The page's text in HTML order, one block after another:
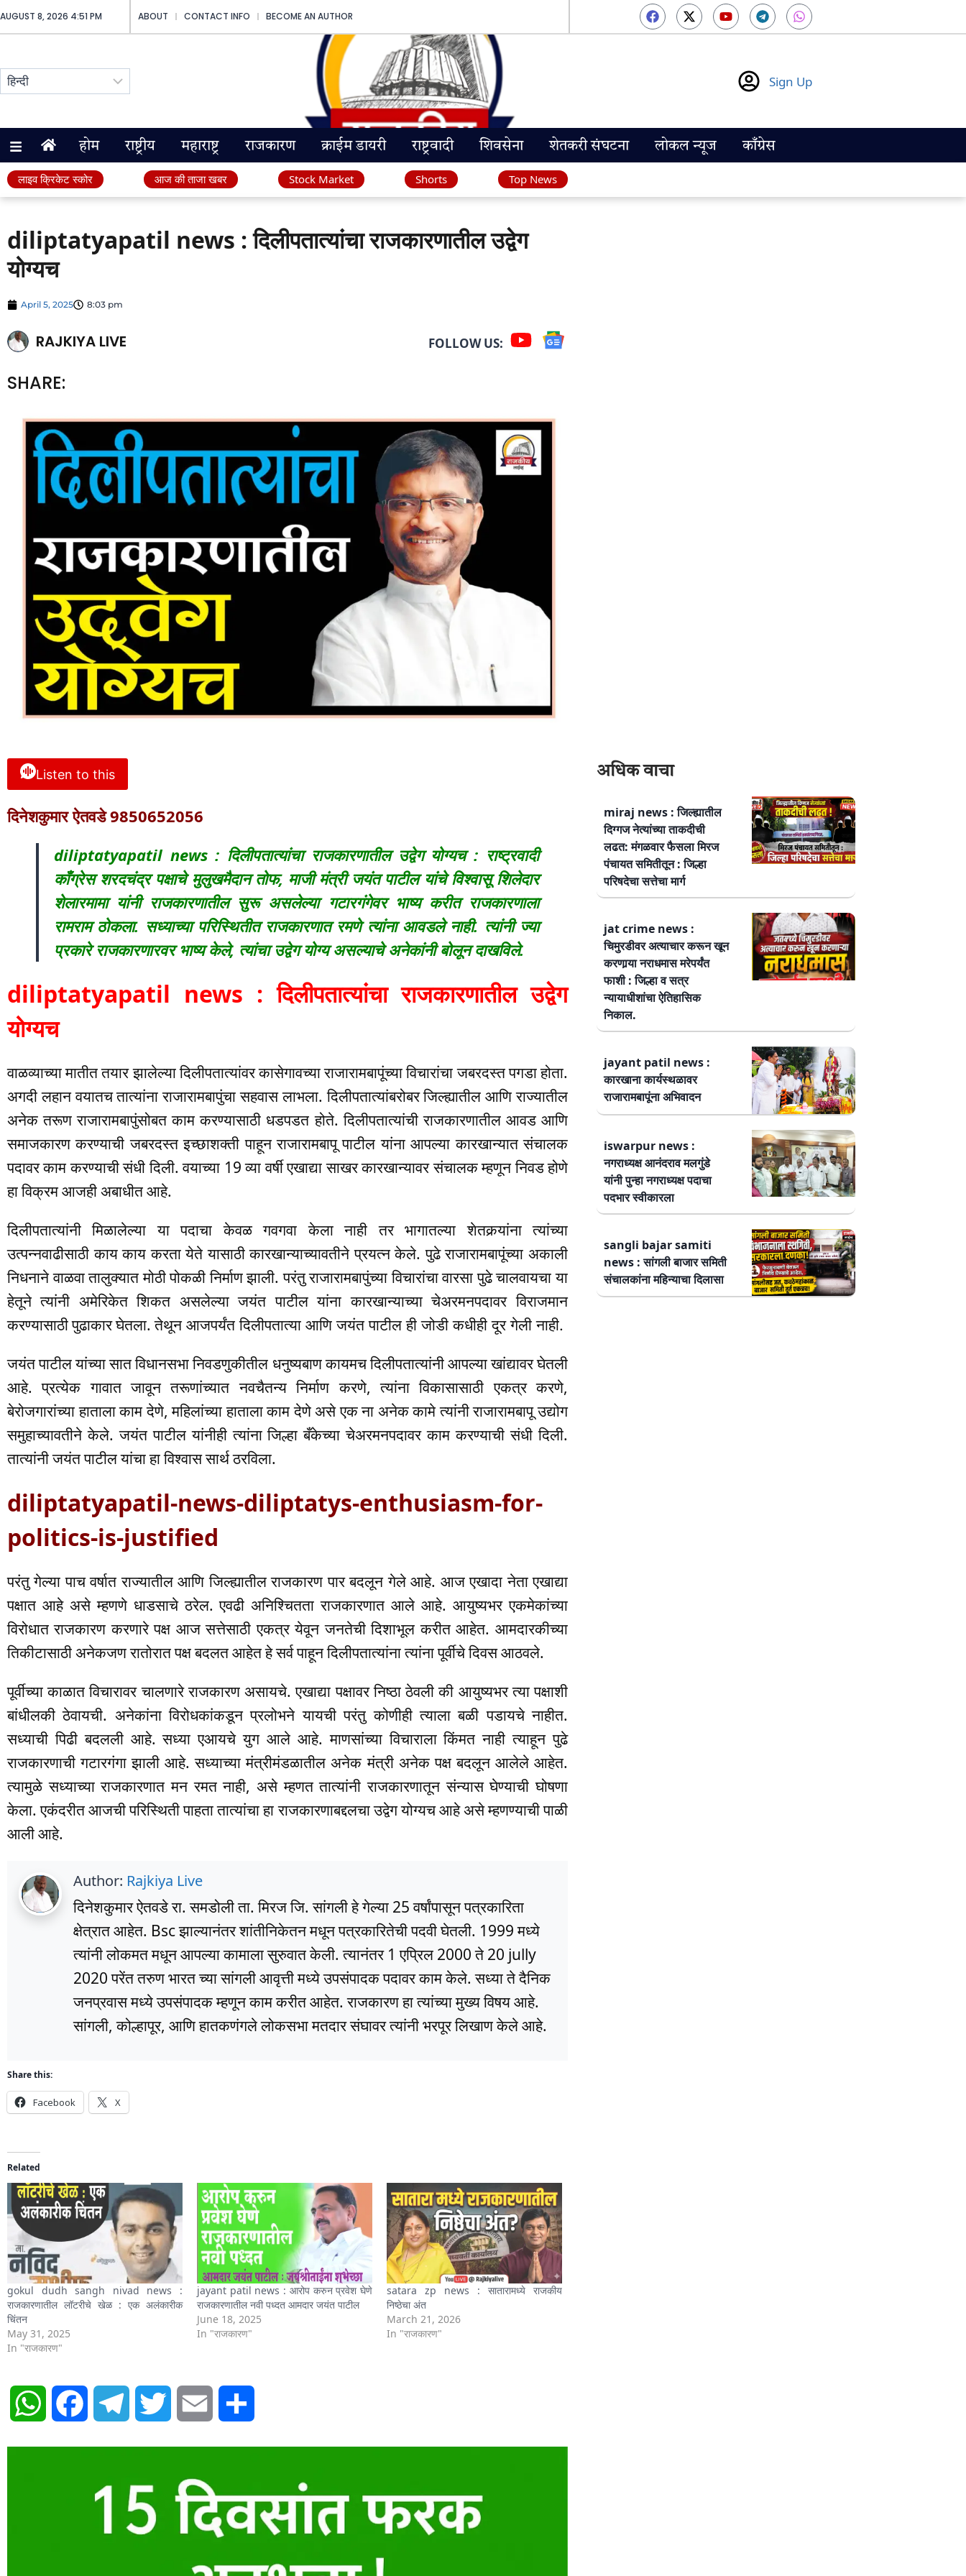
AUGUST 8, 2026 4:51 PM ABOUT CONTACT INFO BECOME AN AUTHOR
Sign Up
होम राष्ट्रीय महाराष्ट्र राजकारण क्राईम डायरी राष्ट्रवादी शिवसेना शेतकरी संघटना लोकल न्यूज काँग्रेस
लाइव क्रिकेट स्कोर आज की ताजा खबर Stock Market Shorts Top News
diliptatyapatil news : दिलीपतात्यांचा राजकारणातील उद्वेग
योग्यच
April 5, 2025 8:03 pm
RAJKIYA LIVE FOLLOW US:
SHARE:
Listen to this
दिनेशकुमार ऐतवडे 9850652056
diliptatyapatil news : दिलीपतात्यांचा राजकारणातील उद्वेग योग्यच : राष्ट्रवादी
काँग्रेस शरदचंद्र पक्षाचे मुलुखमैदान तोफ, माजी मंत्री जयंत पाटील यांचे विश्वासू शिलेदार
शेलारमामा यांनी राजकारणातील सुरू असलेल्या गटारगंगेवर भाष्य करीत राजकारणाला
रामराम ठोकला. सध्याच्या परिस्थितीत राजकारणात रमणे त्यांना आवडले नाही. त्यांनी ज्या
प्रकारे राजकारणारवर भाष्य केले, त्यांचा उद्वेग योग्य असल्याचे अनेकांनी बोलून दाखविले.
diliptatyapatil news : दिलीपतात्यांचा राजकारणातील उद्वेग
योग्यच
वाळव्याच्या मातीत तयार झालेल्या दिलीपतात्यांवर कासेगावच्या राजारामबापूंच्या विचारांचा जबरदस्त पगडा होता.
अगदी लहान वयातच तात्यांना राजारामबापुंचा सहवास लाभला. दिलीपतात्यांबरोबर जिल्ह्यातील आणि राज्यातील
अनेक तरूण राजारामबापुंसोबत काम करण्यासाठी धडपडत होते. दिलीपतात्यांची राजकारणातील आवड आणि
समाजकारण करण्याची जबरदस्त इच्छाशक्ती पाहून राजारामबापू पाटील यांना आपल्या कारखान्यात संचालक
पदावर काम करण्याची संधी दिली. वयाच्या 19 व्या वर्षी एखाद्या साखर कारखान्यावर संचालक म्हणून निवड होणे
हा विक्रम आजही अबाधीत आहे.
दिलीपतात्यांनी मिळालेल्या या पदाचा केवळ गवगवा केला नाही तर भागातल्या शेतकर्‍यांना त्यांच्या
उत्पन्नवाढीसाठी काय काय करता येते यासाठी कारखान्याच्यावतीने प्रयत्न केले. पुढे राजारामबापूंच्या अकाली
निधनाने वाळवा तालुक्यात मोठी पोकळी निर्माण झाली. परंतु राजारामबापुंच्या विचारांचा वारसा पुढे चालवायचा या
हेतूने त्यांनी अमेरिकेत शिकत असलेल्या जयंत पाटील यांना कारखान्याच्या चेअरमनपदावर विराजमान
करण्यासाठी पुढाकार घेतला.तेथून आजपर्यंत दिलीपतात्या आणि जयंत पाटील ही जोडी कधीही दूर गेली नाही.
जयंत पाटील यांच्या सात विधानसभा निवडणुकीतील धनुष्यबाण कायमच दिलीपतात्यांनी आपल्या खांद्यावर घेतली
आहे. प्रत्येक गावात जावून तरूणांच्यात नवचैतन्य निर्माण करणे, त्यांना विकासासाठी एकत्र करणे,
बेरोजगारांच्या हाताला काम देणे, महिलांच्या हाताला काम देणे असे एक ना अनेक कामे त्यांनी राजारामबापू उद्योग
समुहाच्यावतीने केले. जयंत पाटील यांनीही त्यांना जिल्हा बँकेच्या चेअरमनपदावर काम करण्याची संधी दिली.
तात्यांनी जयंत पाटील यांचा हा विश्वास सार्थ ठरविला.
diliptatyapatil-news-diliptatys-enthusiasm-for-
politics-is-justified
परंतु गेल्या पाच वर्षात राज्यातील आणि जिल्ह्यातील राजकारण पार बदलून गेले आहे. आज एखादा नेता एखाद्या
पक्षात आहे असे म्हणणे धाडसाचे ठरेल. एवढी अनिश्चितता राजकारणात आले आहे. आयुष्यभर एकमेकांच्या
विरोधात राजकारण करणारे पक्ष आज सत्तेसाठी एकत्र येवून जनतेची दिशाभूल करीत आहेत. आमदारकीच्या
तिकीटासाठी अनेकजण रातोरात पक्ष बदलत आहेत हे सर्व पाहून दिलीपतात्यांना त्यांना पूर्वीचे दिवस आठवले.
पूर्वीच्या काळात विचारावर चालणारे राजकारण असायचे. एखाद्या पक्षावर निष्ठा ठेवली की आयुष्यभर त्या पक्षाशी
बांधीलकी ठेवायची. अनेकांना विरोधकांकडून प्रलोभने यायची परंतु कोणीही त्याला बळी पडायचे नाहीत.
सध्याची पिढी बदलली आहे. सध्या एआयचे युग आले आहे. माणसांच्या विचाराला किंमत नाही त्याहून पुढे
राजकारणाची गटारगंगा झाली आहे. सध्याच्या मंत्रीमंडळातील अनेक मंत्री अनेक पक्ष बदलून आलेले आहेत.
त्यामुळे सध्याच्या राजकारणात मन रमत नाही, असे म्हणत तात्यांनी राजकारणातून संन्यास घेण्याची घोषणा
केला. एकंदरीत आजची परिस्थिती पाहता तात्यांचा हा राजकारणाबद्दलचा उद्वेग योग्यच आहे असे म्हणण्याची पाळी
आली आहे.
Author: Rajkiya Live
दिनेशकुमार ऐतवडे रा. समडोली ता. मिरज जि. सांगली हे गेल्या 25 वर्षांपासून पत्रकारिता
क्षेत्रात आहेत. Bsc झाल्यानंतर शांतीनिकेतन मधून पत्रकारितेची पदवी घेतली. 1999 मध्ये
त्यांनी लोकमत मधून आपल्या कामाला सुरुवात केली. त्यानंतर 1 एप्रिल 2000 ते 20 jully
2020 परेंत तरुण भारत च्या सांगली आवृत्ती मध्ये उपसंपादक पदावर काम केले. सध्या ते दैनिक
जनप्रवास मध्ये उपसंपादक म्हणून काम करीत आहेत. राजकारण हा त्यांच्या मुख्य विषय आहे.
सांगली, कोल्हापूर, आणि हातकणंगले लोकसभा मतदार संघावर त्यांनी भरपूर लिखाण केले आहे.
Share this:
Facebook X
Related
gokul dudh sangh nivad news :
राजकारणातील लॉटरीचे खेळ : एक अलंकारीक
चिंतन
May 31, 2025
In "राजकारण"
jayant patil news : आरोप करुन प्रवेश घेणे
राजकारणातील नवी पध्दत आमदार जयंत पाटील
June 18, 2025
In "राजकारण"
satara zp news : सातारामध्ये राजकीय
निष्ठेचा अंत
March 21, 2026
In "राजकारण"
WhatsAppFacebook Telegram Twitter Email
अधिक वाचा
miraj news : जिल्ह्यातील
दिग्गज नेत्यांच्या ताकदीची
लढत: मंगळवार फैसला मिरज
पंचायत समितीतून : जिल्हा
परिषदेचा सत्तेचा मार्ग
jat crime news :
चिमुरडीवर अत्याचार करून खून
करणार्‍या नराधमास मरेपर्यंत
फाशी : जिल्हा व सत्र
न्यायाधीशांचा ऐतिहासिक
निकाल.
jayant patil news :
कारखाना कार्यस्थळावर
राजारामबापूंना अभिवादन
iswarpur news :
नगराध्यक्ष आनंदराव मलगुंडे
यांनी पुन्हा नगराध्यक्ष पदाचा
पदभार स्वीकारला
sangli bajar samiti
news : सांगली बाजार समिती
संचालकांना महिन्याचा दिलासा